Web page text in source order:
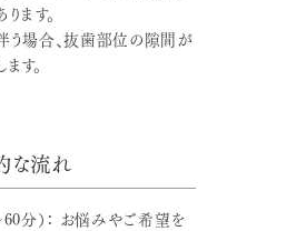
ます。
う場合、抜歯部位の隙間が
す。
な流れ
分）： お悩みやご希望を